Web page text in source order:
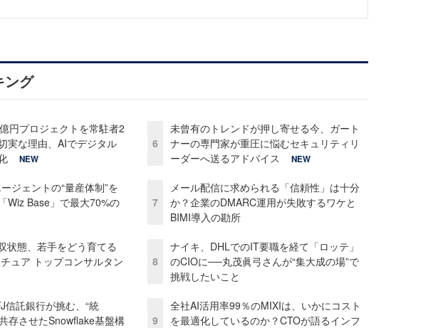
ング
円プロジェクトを常駐者2
実な理由、AIでデジタル
NEW
ジェントの“量産体制”を
Base」で最大70%の
状態、若手をどう育てる
ュア トップコンサルタン
信託銀行が挑む、“統
存させたSnowflake基盤構
6
未曾有のトレンドが押し寄せる今、ガート
ナーの専門家が重圧に悩むセキュリティリ
ーダーへ送るアドバイス
NEW
7
メール配信に求められる「信頼性」は十分
か？企業のDMARC運用が失敗するワケと
BIMI導入の勘所
8
ナイキ、DHLでのIT要職を経て「ロッテ」
のCIOに──丸茂眞弓さんが“集大成の場”で
挑戦したいこと
9
全社AI活用率99％のMIXIは、いかにコスト
を最適化しているのか？CTOが語るインフ